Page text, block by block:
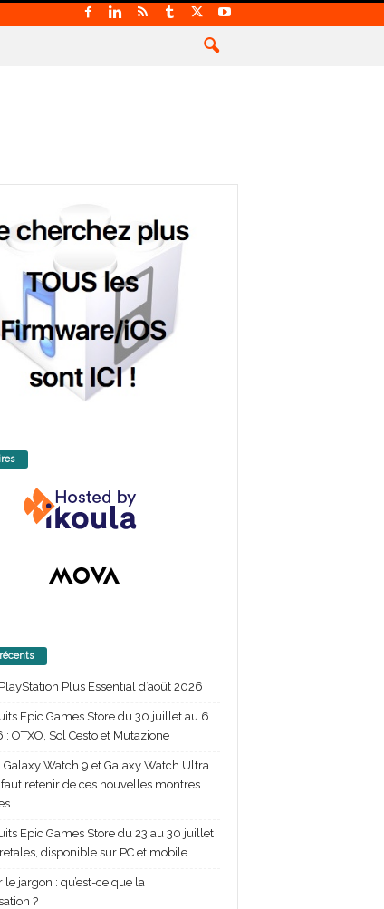
Plus Essential d’août 2026
Epic Games Store du 30 juillet au 6
: OTXO, Sol Cesto et Mutazione
Galaxy Watch 9 et Galaxy Watch Ultra
faut retenir de ces nouvelles montres
Epic Games Store du 23 au 30 juillet
disponible sur PC et mobile
jargon : qu’est-ce que la
?